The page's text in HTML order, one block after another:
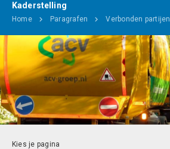
Kaderstelling
Home Paragrafen Verbonden partijen